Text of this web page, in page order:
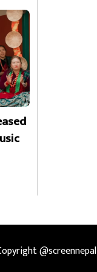
@screennepal